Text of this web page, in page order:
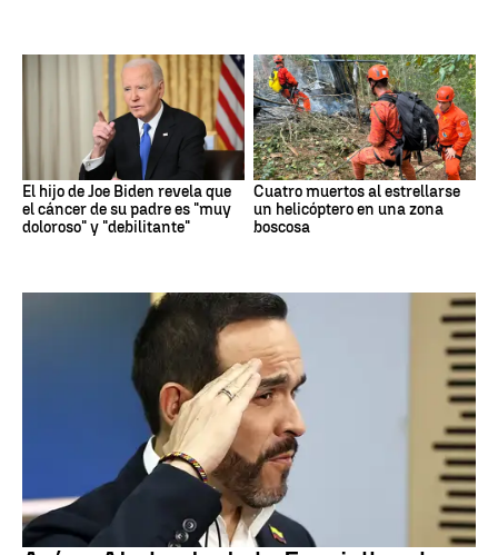
El hijo de Joe Biden revela que
el cáncer de su padre es "muy
doloroso" y "debilitante"
Cuatro muertos al estrellarse
un helicóptero en una zona
boscosa
Colombia